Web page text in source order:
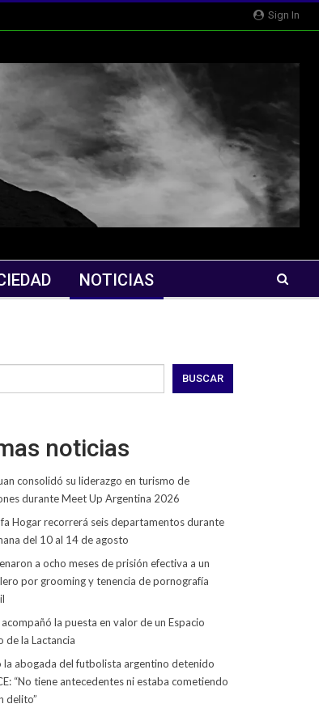
Sign In
NOTICIAS
BUSCAR
noticias
consolidó su liderazgo en turismo de
durante Meet Up Argentina 2026
Hogar recorrerá seis departamentos durante
del 10 al 14 de agosto
a ocho meses de prisión efectiva a un
por grooming y tenencia de pornografía
acompañó la puesta en valor de un Espacio
de la Lactancia
la abogada del futbolista argentino detenido
“No tiene antecedentes ni estaba cometiendo
delito”